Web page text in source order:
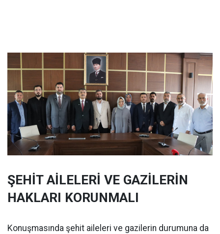
ŞEHİT AİLELERİ VE GAZİLERİN
HAKLARI KORUNMALI
Konuşmasında şehit aileleri ve gazilerin durumuna da